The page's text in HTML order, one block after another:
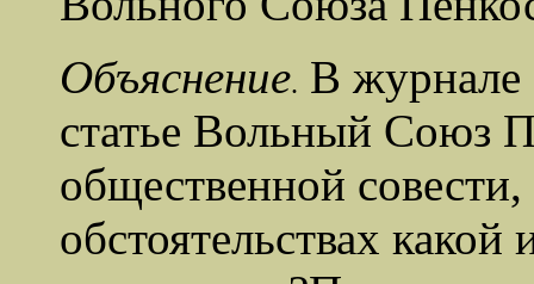
Объяснение. В журнале
статье Вольный Союз
общественной
обстоятельствах какой